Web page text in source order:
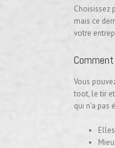
Choisissez
mais ce
votre
Vous
toot, le tir
qui n’a